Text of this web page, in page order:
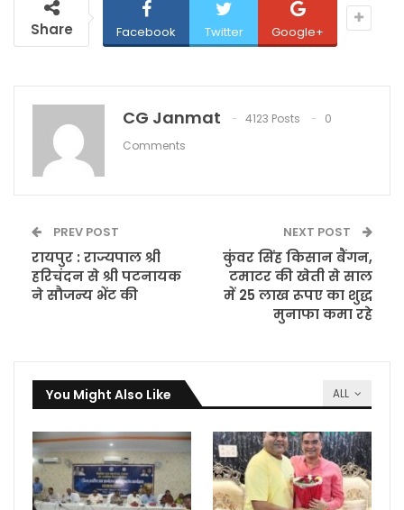
Share Facebook Twitter Google+
CG Janmat 4123 Posts
0
Comments
PREV POST
रायपुर : राज्यपाल श्री
हरिचंदन से श्री पटनायक
ने सौजन्य भेंट की
NEXT POST
कुंवर सिंह किसान बैंगन,
टमाटर की खेती से साल
में 25 लाख रूपए का शुद्ध
मुनाफा कमा रहे
ALL
You Might Also Like